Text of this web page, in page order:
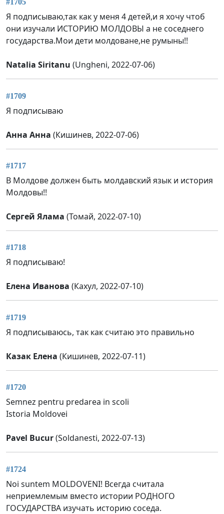
#1705
Я подписываю,так как у меня 4 детей,и я хочу чтоб
они изучали ИСТОРИЮ МОЛДОВЫ а не соседнего
государства.Мои дети молдоване,не румыны!!
Natalia Siritanu (Ungheni, 2022-07-06)
#1709
Я подписываю
Анна Анна (Кишинев, 2022-07-06)
#1717
В Молдове должен быть молдавский язык и история
Молдовы!!
Сергей Ялама (Томай, 2022-07-10)
#1718
Я подписываю!
Елена Иванова (Кахул, 2022-07-10)
#1719
Я подписываюсь, так как считаю это правильно
Казак Елена (Кишинев, 2022-07-11)
#1720
Semnez pentru predarea in scoli
Istoria Moldovei
Pavel Bucur(Soldanesti, 2022-07-13)
#1724
Noi suntem MOLDOVENI! Всегда считала
неприемлемым вместо истории РОДНОГО
ГОСУДАРСТВА изучать историю соседа.